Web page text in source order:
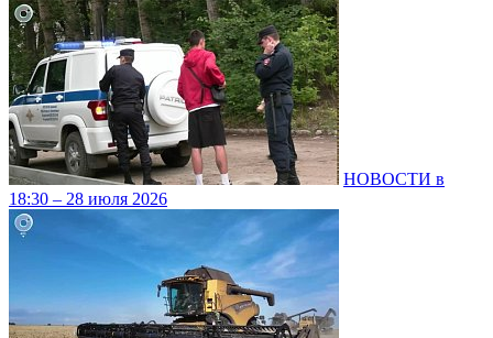
НОВОСТИ в
18:30 – 28 июля 2026